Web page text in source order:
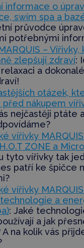
informace o
swim spa a
průvodce
potřebnými
– Vířivky,
zlepšují zdraví:
a
otázek,
nákupem
nejčastěji ptáte
vířivky MARQUIS
ZONE a
tyto vířivky tak
patří ke špičce
vířivky MARQUIS
a
: Jaké
a jak
A na kolik vás